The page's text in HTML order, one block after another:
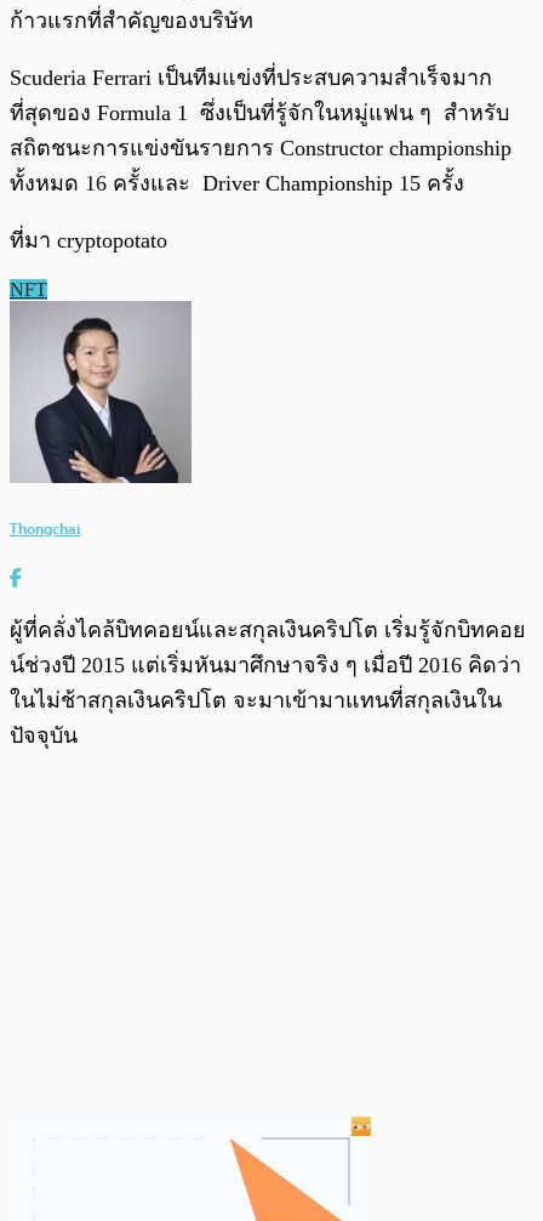
ก้าวแรกที่สำคัญของบริษัท
Scuderia Ferrari เป็นทีมแข่งที่ประสบความสำเร็จมาก
ที่สุดของ Formula 1 ซึ่งเป็นที่รู้จักในหมู่แฟน ๆ สำหรับ
สถิตชนะการแข่งขันรายการ Constructor championship
ทั้งหมด 16 ครั้งและ Driver Championship 15 ครั้ง
ที่มา cryptopotato
NFT
Thongchai
ผู้ที่คลั่งไคล้บิทคอยน์และสกุลเงินคริปโต เริ่มรู้จักบิทคอย
น์ช่วงปี 2015 แต่เริ่มหันมาศึกษาจริง ๆ เมื่อปี 2016 คิดว่า
ในไม่ช้าสกุลเงินคริปโต จะมาเข้ามาแทนที่สกุลเงินใน
ปัจจุบัน